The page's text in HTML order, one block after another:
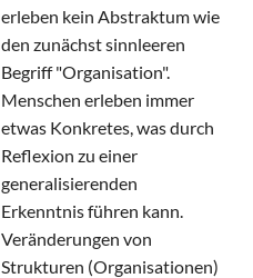
erleben kein Abstraktum wie
den zunächst sinnleeren
Begriff "Organisation".
Menschen erleben immer
etwas Konkretes, was durch
Reflexion zu einer
generalisierenden
Erkenntnis führen kann.
Veränderungen von
Strukturen (Organisationen)